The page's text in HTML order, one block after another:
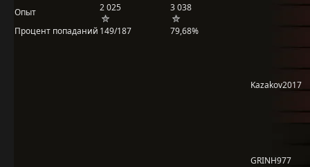
Опыт 2 025
3 038
Процент попаданий 149/187 79,68%
Kazakov2017
GRINH977